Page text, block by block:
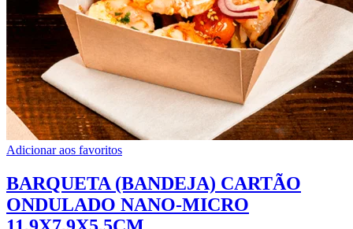
Adicionar aos favoritos
BARQUETA (BANDEJA) CARTÃO
ONDULADO NANO-MICRO